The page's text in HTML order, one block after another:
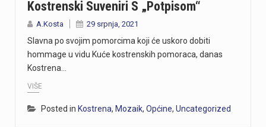
Kostrenski Suveniri S „potpisom“
A.Kosta 29 srpnja, 2021
Slavna po svojim pomorcima koji će uskoro dobiti
hommage u vidu Kuće kostrenskih pomoraca, danas
Kostrena…
VIŠE
Posted in Kostrena, Mozaik, Općine, Uncategorized